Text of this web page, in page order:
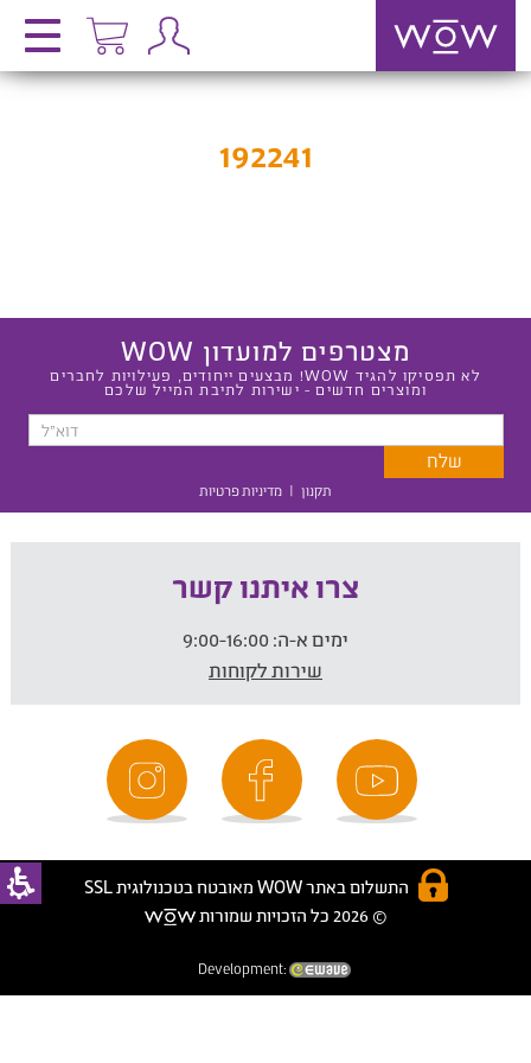
192241
מצטרפים למועדון WOW
לא תפסיקו להגיד WOW! מבצעים ייחודים, פעילויות לחברים
ומוצרים חדשים - ישירות לתיבת המייל שלכם
תקנון | מדיניות פרטיות
צרו איתנו קשר
ימים א-ה:
שירות לקוחות
התשלום באתר WOW מאובטח בטכנולוגית SSL
© 2026 כל הזכויות שמורות
Development: